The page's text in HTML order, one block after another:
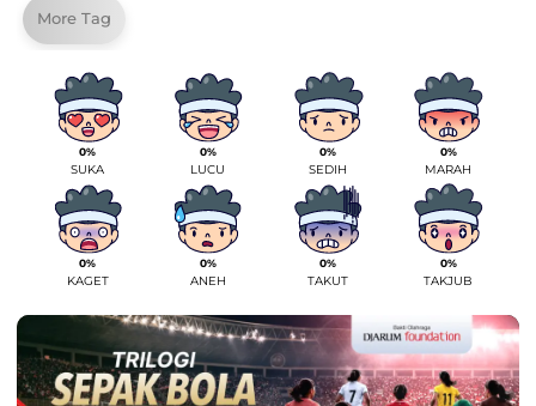
More Tag
0%
SUKA
0%
LUCU
0%
SEDIH
0%
MARAH
0%
KAGET
0%
ANEH
0%
TAKUT
0%
TAKJUB